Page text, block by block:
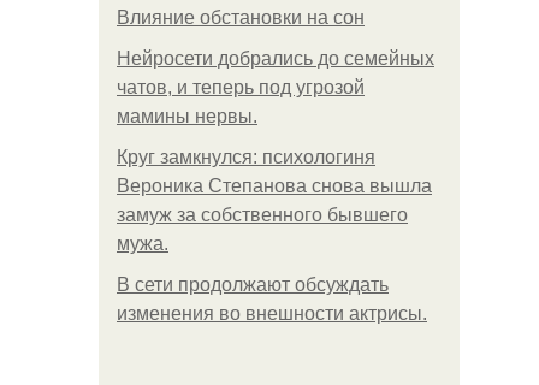
Влияние обстановки на сон
Нейросети добрались до семейных
чатов, и теперь под угрозой
мамины нервы.
Круг замкнулся: психологиня
Вероника Степанова снова вышла
замуж за собственного бывшего
мужа.
В сети продолжают обсуждать
изменения во внешности актрисы.